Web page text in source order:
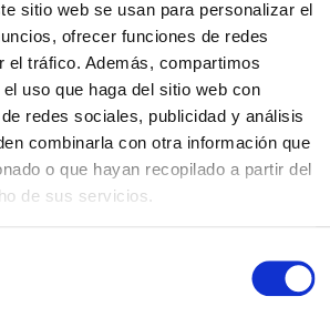
sitio web se usan para personalizar el
ofrecer funciones de redes
el tráfico. Además, compartimos
uso que haga del sitio web con
redes sociales, publicidad y análisis
combinarla con otra información que
o que hayan recopilado a partir del
de sus servicios.
y fauna.
El Pirineo
de visitar un lugar tan bonito
no puedes perderte la atmósfera
unpaseo por el corazón de Nueva
casas de azulejos y columnas
cocodrilos